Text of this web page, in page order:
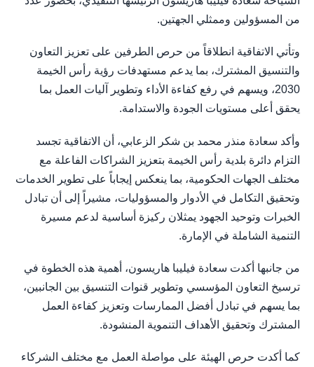
من المسؤولين وممثلي الجهتين.
وتأتي الاتفاقية انطلاقاً من حرص الطرفين على تعزيز التعاون
والتنسيق المشترك، بما يدعم مستهدفات رؤية رأس الخيمة
2030، ويسهم في رفع كفاءة الأداء وتطوير آليات العمل بما
يحقق أعلى مستويات الجودة والاستدامة.
وأكد سعادة منذر محمد بن شكر الزعابي، أن الاتفاقية تجسد
التزام دائرة بلدية رأس الخيمة بتعزيز الشراكات الفاعلة مع
مختلف الجهات الحكومية، بما ينعكس إيجاباً على تطوير الخدمات
وتحقيق التكامل في الأدوار والمسؤوليات، مشيراً إلى أن تبادل
الخبرات وتوحيد الجهود يمثلان ركيزة أساسية لدعم مسيرة
التنمية الشاملة في الإمارة.
من جانبها أكدت سعادة فيليبا هاريسون، أهمية هذه الخطوة في
ترسيخ التعاون المؤسسي وتطوير قنوات التنسيق بين الجانبين،
بما يسهم في تبادل أفضل الممارسات وتعزيز كفاءة العمل
المشترك وتحقيق الأهداف التنموية المنشودة.
كما أكدت حرص الهيئة على مواصلة العمل مع مختلف الشركاء